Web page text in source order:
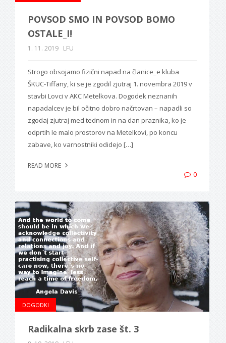
POVSOD SMO IN POVSOD BOMO
OSTALE_I!
1. 11. 2019 LFU
Strogo obsojamo fizični napad na članice_e kluba
ŠKUC-Tiffany, ki se je zgodil zjutraj 1. novembra 2019 v
stavbi Lovci v AKC Metelkova. Dogodek neznanih
napadalcev je bil očitno dobro načrtovan – napadli so
zgodaj zjutraj med tednom in na dan praznika, ko je
odprtih le malo prostorov na Metelkovi, po koncu
zabave, ko varnostniki odidejo […]
READ MORE
0
DOGODKI
Radikalna skrb zase št. 3